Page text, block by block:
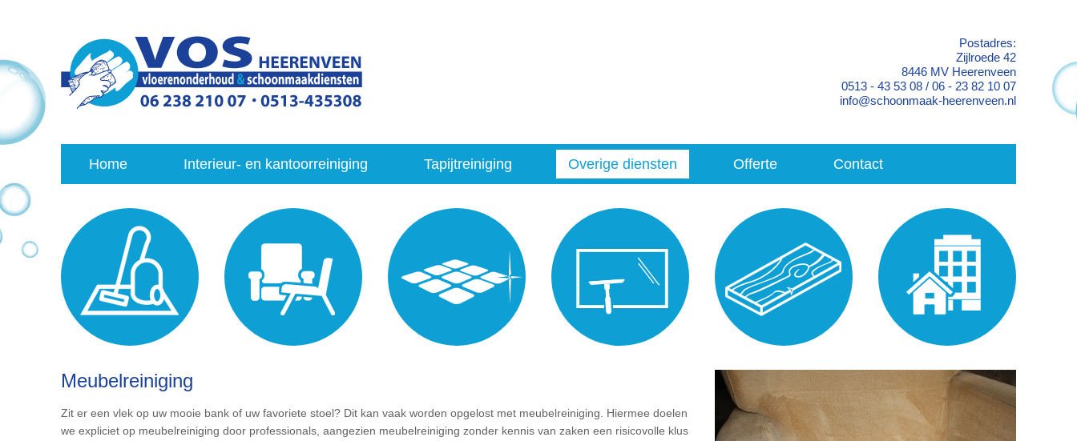
Postadres:
Zijlroede 42
8446 MV Heerenveen
0513 - 43 53 08 / 06 - 23 82 10 07
info@schoonmaak-heerenveen.nl
Home Interieur- en kantoorreiniging Tapijtreiniging Overige diensten Offerte Contact
Meubelreiniging
Zit er een vlek op uw mooie bank of uw favoriete stoel? Dit kan vaak worden opgelost met meubelreiniging. Hiermee doelen
we expliciet op meubelreiniging door professionals, aangezien meubelreiniging zonder kennis van zaken een risicovolle klus